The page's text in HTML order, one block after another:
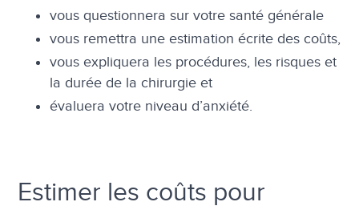
vous questionnera sur votre santé générale
vous remettra une estimation écrite des coûts,
vous expliquera les procédures, les risques et
la durée de la chirurgie et
évaluera votre niveau d’anxiété.
Estimer les coûts pour